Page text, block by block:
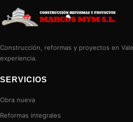
Construcción, reformas y proyectos en
experiencia.
SERVICIOS
Obra nueva
Reformas integrales